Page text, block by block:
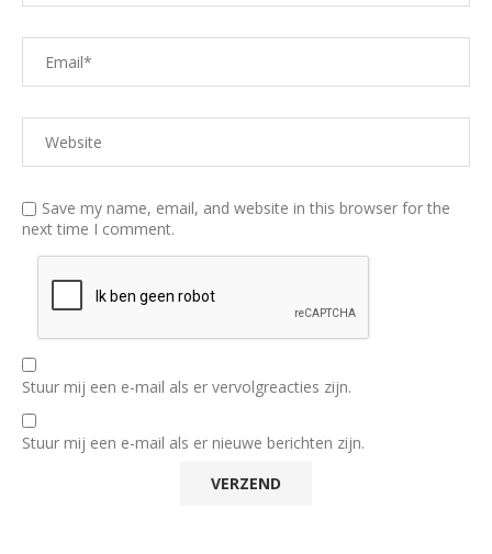
Save my name, email, and website in this browser for the
next time I comment.
Stuur mij een e-mail als er vervolgreacties zijn.
Stuur mij een e-mail als er nieuwe berichten zijn.